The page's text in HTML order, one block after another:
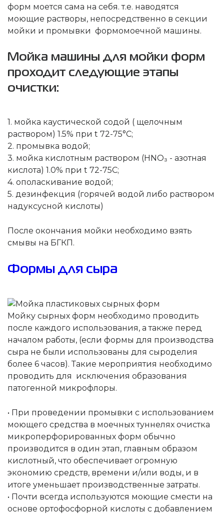
форм моется сама на себя. т.е. наводятся
моющие растворы, непосредственно в секции
мойки и промывки формомоечной машины.
Мойка машины для мойки форм
проходит следующие этапы
очистки:
1. мойка каустической содой ( щелочным
раствором) 1.5% при t 72-75°C;
2. промывка водой;
3. мойка кислотным раствором (НNO₃ - азотная
кислота) 1.0% при t 72-75C;
4. ополаскивание водой;
5. дезинфекция (горячей водой либо раствором
надуксусной кислоты)
После окончания мойки необходимо взять
смывы на БГКП.
Формы для сыра
Мойку сырных форм необходимо проводить
после каждого использования, а также перед
началом работы, (если формы для производства
сыра не были использованы для сыроделия
более 6 часов). Такие мероприятия необходимо
проводить для исключения образования
патогенной микрофлоры.
• При проведении промывки с использованием
моющего средства в моечных туннелях очистка
микроперфорированных форм обычно
производится в один этап, главным образом
кислотный, что обеспечивает огромную
экономию средств, времени и/или воды, и в
итоге уменьшает производственные затраты.
• Почти всегда используются моющие смести на
основе ортофосфорной кислоты с добавлением